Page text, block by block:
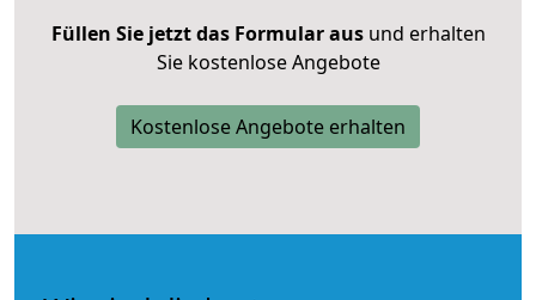
Füllen Sie jetzt das Formular ausund erhalten
Sie kostenlose Angebote
Kostenlose Angebote erhalten